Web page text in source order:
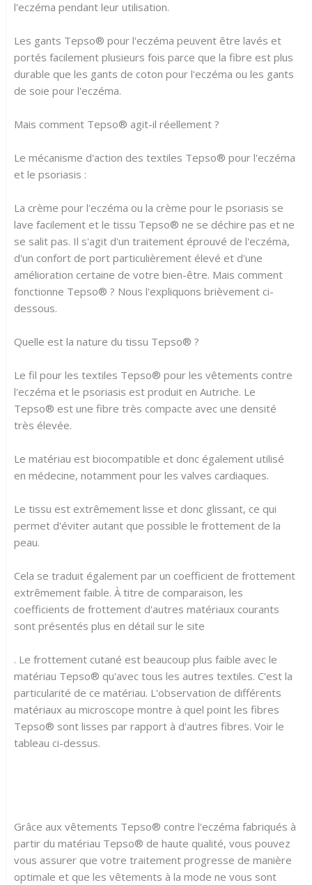
l'eczéma pendant leur utilisation.
Les gants Tepso® pour l'eczéma peuvent être lavés et
portés facilement plusieurs fois parce que la fibre est plus
durable que les gants de coton pour l'eczéma ou les gants
de soie pour l'eczéma.
Mais comment Tepso® agit-il réellement ?
Le mécanisme d'action des textiles Tepso® pour l'eczéma
et le psoriasis :
La crème pour l'eczéma ou la crème pour le psoriasis se
lave facilement et le tissu Tepso® ne se déchire pas et ne
se salit pas. Il s'agit d'un traitement éprouvé de l'eczéma,
d'un confort de port particulièrement élevé et d'une
amélioration certaine de votre bien-être. Mais comment
fonctionne Tepso® ? Nous l'expliquons brièvement ci-
dessous.
Quelle est la nature du tissu Tepso® ?
Le fil pour les textiles Tepso® pour les vêtements contre
l'eczéma et le psoriasis est produit en Autriche. Le
Tepso® est une fibre très compacte avec une densité
très élevée.
Le matériau est biocompatible et donc également utilisé
en médecine, notamment pour les valves cardiaques.
Le tissu est extrêmement lisse et donc glissant, ce qui
permet d'éviter autant que possible le frottement de la
peau.
Cela se traduit également par un coefficient de frottement
extrêmement faible. À titre de comparaison, les
coefficients de frottement d'autres matériaux courants
sont présentés plus en détail sur le site
. Le frottement cutané est beaucoup plus faible avec le
matériau Tepso® qu'avec tous les autres textiles. C'est la
particularité de ce matériau. L'observation de différents
matériaux au microscope montre à quel point les fibres
Tepso® sont lisses par rapport à d'autres fibres. Voir le
tableau ci-dessus.
Grâce aux vêtements Tepso® contre l'eczéma fabriqués à
partir du matériau Tepso® de haute qualité, vous pouvez
vous assurer que votre traitement progresse de manière
optimale et que les vêtements à la mode ne vous sont